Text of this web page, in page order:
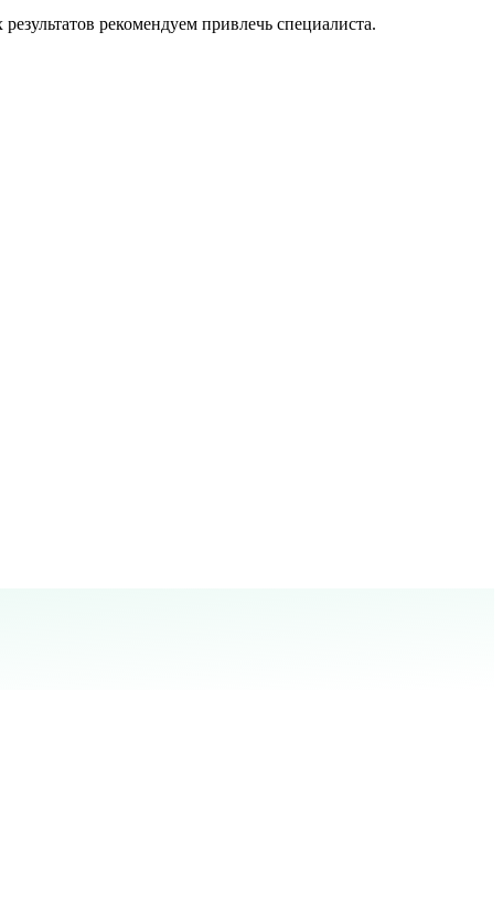
рекомендуем привлечь специалиста.